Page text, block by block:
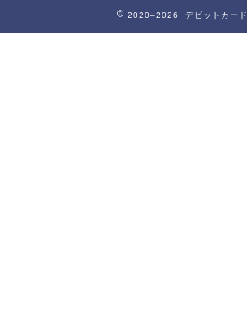
2020–2026 デビットカード